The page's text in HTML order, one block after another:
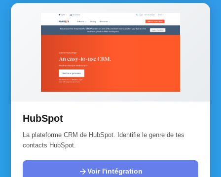
HubSpot
La plateforme CRM de HubSpot. Identifie le genre de tes
contacts HubSpot.
arrow_forwardVoir l'intégration